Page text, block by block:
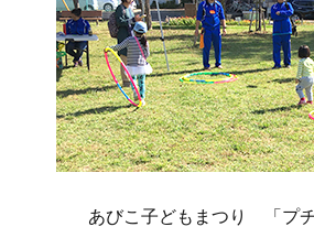
あびこ子どもまつり 「プチ